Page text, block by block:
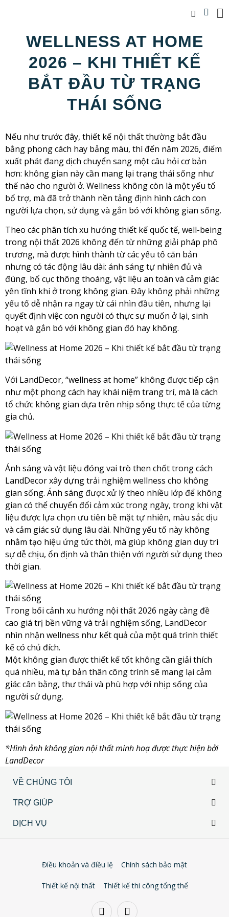
WELLNESS AT HOME
2026 – KHI THIẾT KẾ
BẮT ĐẦU TỪ TRẠNG
THÁI SỐNG
Nếu như trước đây, thiết kế nội thất thường bắt đầu
bằng phong cách hay bảng màu, thì đến năm 2026, điểm
xuất phát đang dịch chuyển sang một câu hỏi cơ bản
hơn: không gian này cần mang lại trạng thái sống như
thế nào cho người ở. Wellness không còn là một yếu tố
bổ trợ, mà đã trở thành nền tảng định hình cách con
người lựa chọn, sử dụng và gắn bó với không gian sống.
Theo các phân tích xu hướng thiết kế quốc tế, well-being
trong nội thất 2026 không đến từ những giải pháp phô
trương, mà được hình thành từ các yếu tố căn bản
nhưng có tác động lâu dài: ánh sáng tự nhiên đủ và
đúng, bố cục thông thoáng, vật liệu an toàn và cảm giác
yên tĩnh khi ở trong không gian. Đây không phải những
yếu tố dễ nhận ra ngay từ cái nhìn đầu tiên, nhưng lại
quyết định việc con người có thực sự muốn ở lại, sinh
hoạt và gắn bó với không gian đó hay không.
Với LandDecor, “wellness at home” không được tiếp cận
như một phong cách hay khái niệm trang trí, mà là cách
tổ chức không gian dựa trên nhịp sống thực tế của từng
gia chủ.
Ánh sáng và vật liệu đóng vai trò then chốt trong cách
LandDecor xây dựng trải nghiệm wellness cho không
gian sống. Ánh sáng được xử lý theo nhiều lớp để không
gian có thể chuyển đổi cảm xúc trong ngày, trong khi vật
liệu được lựa chọn ưu tiên bề mặt tự nhiên, màu sắc dịu
và cảm giác sử dụng lâu dài. Những yếu tố này không
nhằm tạo hiệu ứng tức thời, mà giúp không gian duy trì
sự dễ chịu, ổn định và thân thiện với người sử dụng theo
thời gian.
Trong bối cảnh xu hướng nội thất 2026 ngày càng đề
cao giá trị bền vững và trải nghiệm sống, LandDecor
nhìn nhận wellness như kết quả của một quá trình thiết
kế có chủ đích.
Một không gian được thiết kế tốt không cần giải thích
quá nhiều, mà tự bản thân công trình sẽ mang lại cảm
giác cân bằng, thư thái và phù hợp với nhịp sống của
người sử dụng.
*Hình ảnh không gian nội thất minh hoạ được thực hiện bởi
LandDecor
VỀ CHÚNG TÔI
TRỢ GIÚP
DỊCH VỤ
Điều khoản và điều lệ Chính sách bảo mật
Thiết kế nội thất Thiết kế thi công tổng thể